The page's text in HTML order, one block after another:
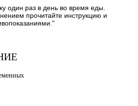
один раз в день во время еды.
прочитайте инструкцию и